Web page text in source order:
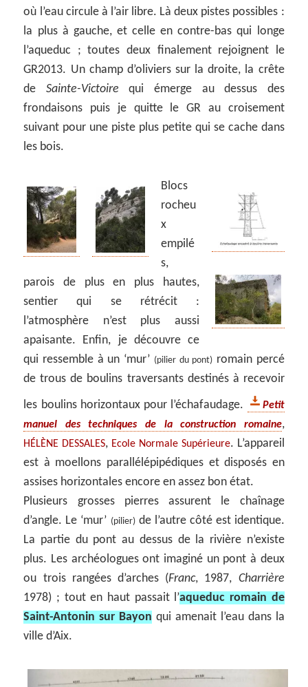
où l’eau circule à l’air libre. Là deux pistes possibles :
la plus à gauche, et celle en contre-bas qui longe
l’aqueduc ; toutes deux finalement rejoignent le
GR2013. Un champ d’oliviers sur la droite, la crête
de Sainte-Victoire qui émerge au dessus des
frondaisons puis je quitte le GR au croisement
suivant pour une piste plus petite qui se cache dans
les bois.
Blocs
rocheu
x
empilé
s,
parois de plus en plus hautes,
sentier qui se rétrécit :
l’atmosphère n’est plus aussi
apaisante. Enfin, je découvre ce
qui ressemble à un ‘mur’ (pilier du pont) romain percé
de trous de boulins traversants destinés à recevoir
les boulins horizontaux pour l’échafaudage.
Petit
manuel des techniques de la construction romaine,
HÉLÈNE DESSALES, Ecole Normale Supérieure. L’appareil
est à moellons parallélépipédiques et disposés en
assises horizontales encore en assez bon état.
Plusieurs grosses pierres assurent le chaînage
d’angle. Le ‘mur’ (pilier)de l’autre côté est identique.
La partie du pont au dessus de la rivière n’existe
plus. Les archéologues ont imaginé un pont à deux
ou trois rangées d’arches (Franc, 1987, Charrière
1978) ; tout en haut passait l’aqueduc romain de
Saint-Antonin sur Bayon qui amenait l’eau dans la
ville d’Aix.